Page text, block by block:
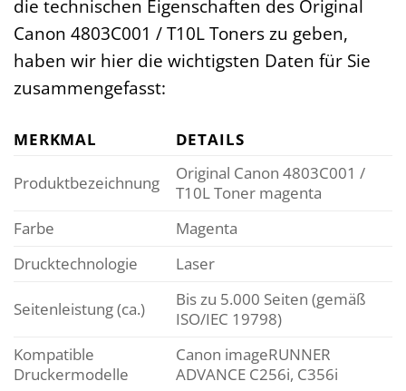
die technischen Eigenschaften des Original
Canon 4803C001 / T10L Toners zu geben,
haben wir hier die wichtigsten Daten für Sie
zusammengefasst:
MERKMAL DETAILS
Produktbezeichnung
Original Canon 4803C001 /
T10L Toner magenta
Farbe
Magenta
Drucktechnologie
Laser
Seitenleistung (ca.)
Bis zu 5.000 Seiten (gemäß
ISO/IEC 19798)
Kompatible
Druckermodelle
Canon imageRUNNER
ADVANCE C256i, C356i